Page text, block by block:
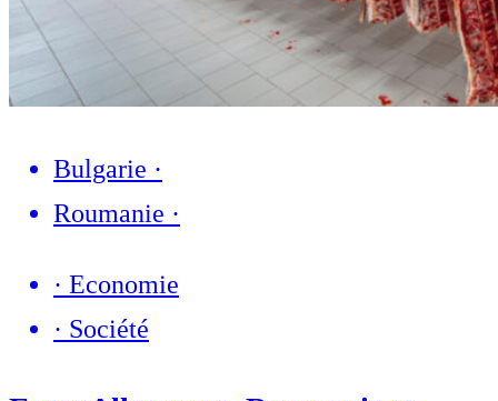
Bulgarie ·
Roumanie ·
· Economie
· Société